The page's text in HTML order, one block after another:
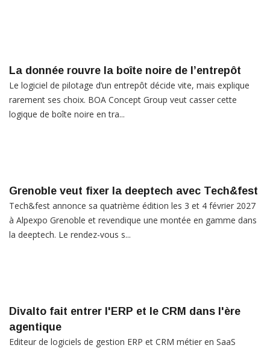
La donnée rouvre la boîte noire de l’entrepôt
Le logiciel de pilotage d’un entrepôt décide vite, mais explique
rarement ses choix. BOA Concept Group veut casser cette
logique de boîte noire en tra...
Grenoble veut fixer la deeptech avec Tech&fest
Tech&fest annonce sa quatrième édition les 3 et 4 février 2027
à Alpexpo Grenoble et revendique une montée en gamme dans
la deeptech. Le rendez-vous s...
Divalto fait entrer l'ERP et le CRM dans l'ère
agentique
Editeur de logiciels de gestion ERP et CRM métier en SaaS